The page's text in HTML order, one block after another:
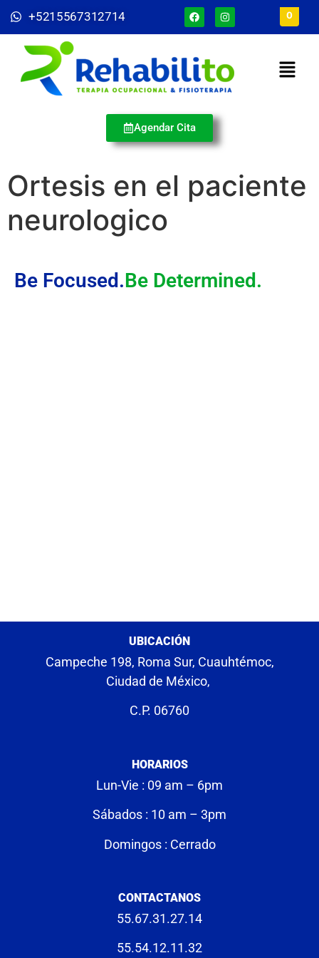
+5215567312714 0
Agendar Cita
Ortesis en el paciente
neurologico
Be Focused.Be Determined.
UBICACIÓN
Campeche 198, Roma Sur, Cuauhtémoc,
Ciudad de México,
C.P. 06760
HORARIOS
Lun-Vie : 09 am – 6pm
Sábados : 10 am – 3pm
Domingos : Cerrado
CONTACTANOS
55.67.31.27.14
55.54.12.11.32